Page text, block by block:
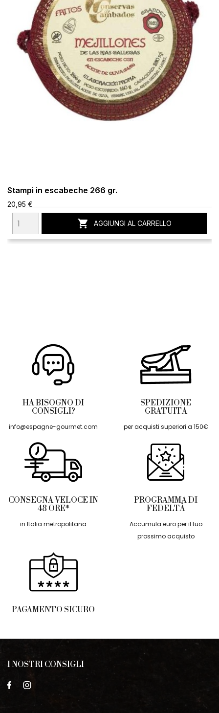
Stampi in escabeche 266 gr.
20,95 €
 AGGIUNGI AL CARRELLO
HA BISOGNO DI
CONSIGLI?
info@espagne-gourmet.com
SPEDIZIONE
GRATUITA
per acquisti superiori a 150€
CONSEGNA VELOCE IN
48 ORE*
in Italia metropolitana
PROGRAMMA DI
FEDELTÀ
Accumula euro per il tuo
prossimo acquisto
PAGAMENTO SICURO
I NOSTRI CONSIGLI